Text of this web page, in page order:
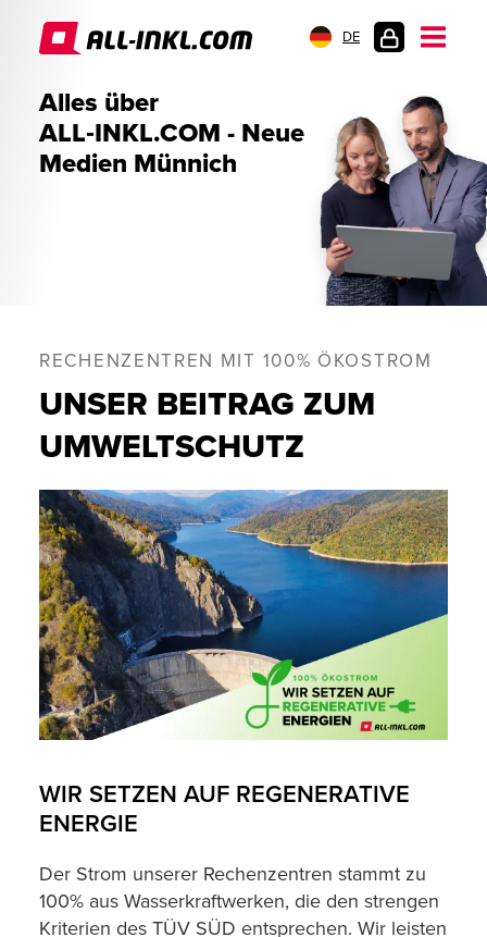
DE
Alles über
ALL‑INKL.COM - Neue
Medien Münnich
RECHENZENTREN MIT 100% ÖKOSTROM
UNSER BEITRAG ZUM
UMWELTSCHUTZ
WIR SETZEN AUF REGENERATIVE
ENERGIE
Der Strom unserer Rechenzentren stammt zu
100% aus Wasserkraftwerken, die den strengen
Kriterien des TÜV SÜD entsprechen. Wir leisten